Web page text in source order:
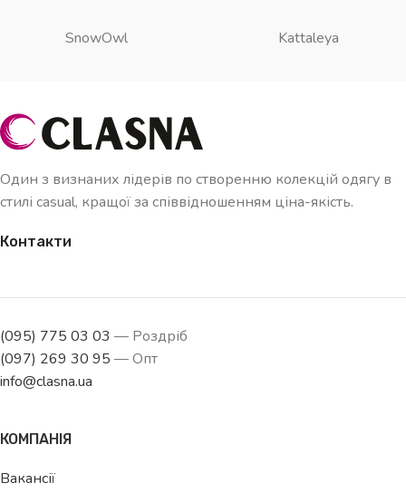
SnowOwl Kattaleya
Один з визнаних лідерів по створенню колекцій одягу в
стилі casual, кращої за співвідношенням ціна-якість.
Контакти
(095) 775 03 03 — Роздріб
(097) 269 30 95 — Опт
info@clasna.ua
КОМПАНІЯ
Вакансії